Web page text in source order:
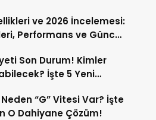
ve 2026 İncelemesi:
Performans ve Güncel
Son Durum! Kimler
İşte 5 Yeni
“G” Vitesi Var? İşte
O Dahiyane Çözüm!